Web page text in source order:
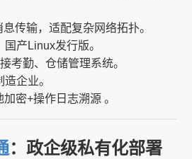
息传输，适配复杂网络拓扑。
国产Linux发行版。
考勤、仓储管理系统。
企业。
密+操作日志溯源 。
：政企级私有化部署